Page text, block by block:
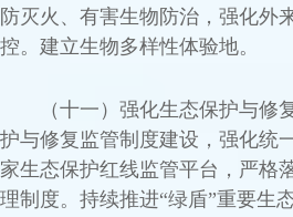
防灭火、有害生物防治，强化外
控。建立生物多样性体验地。
（十一）强化生态保护与修
护与修复监管制度建设，强化统
家生态保护红线监管平台，严格
理制度。持续推进“绿盾”重要生